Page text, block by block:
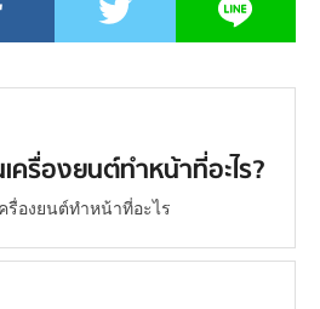
รื่องยนต์ทำหน้าที่อะไร?
องยนต์ทำหน้าที่อะไร